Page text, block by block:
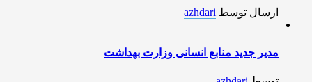
ارسال توسط azhdari
مدیر جدید منابع انسانی وزارت بهداشت